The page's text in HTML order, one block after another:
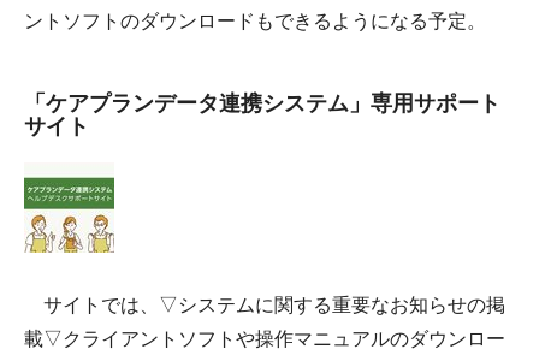
ントソフトのダウンロードもできるようになる予定。
「ケアプランデータ連携システム」専用サポート
サイト
サイトでは、▽システムに関する重要なお知らせの掲
載▽クライアントソフトや操作マニュアルのダウンロー